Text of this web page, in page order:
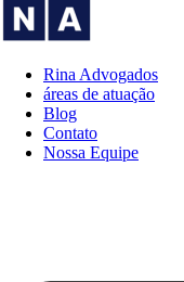
Rina Advogados
áreas de atuação
Blog
Contato
Nossa Equipe